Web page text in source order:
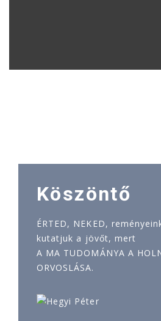
Köszöntő
ÉRTED, NEKED,
kutatjuk a jövőt, mert
A MA TUDOMÁNYA A
ORVOSLÁSA.